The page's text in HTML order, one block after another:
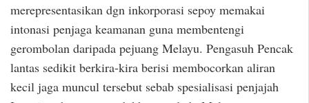
merepresentasikan dgn inkorporasi sepoy memakai
intonasi penjaga keamanan guna membentengi
gerombolan daripada pejuang Melayu. Pengasuh Pencak
lantas sedikit berkira-kira berisi membocorkan aliran
kecil jaga muncul tersebut sebab spesialisasi penjajah